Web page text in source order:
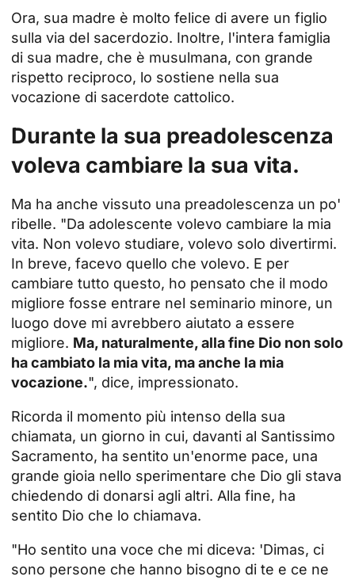
Ora, sua madre è molto felice di avere un figlio
sulla via del sacerdozio. Inoltre, l'intera famiglia
di sua madre, che è musulmana, con grande
rispetto reciproco, lo sostiene nella sua
vocazione di sacerdote cattolico.
Durante la sua preadolescenza
voleva cambiare la sua vita.
Ma ha anche vissuto una preadolescenza un po'
ribelle. "Da adolescente volevo cambiare la mia
vita. Non volevo studiare, volevo solo divertirmi.
In breve, facevo quello che volevo. E per
cambiare tutto questo, ho pensato che il modo
migliore fosse entrare nel seminario minore, un
luogo dove mi avrebbero aiutato a essere
migliore. Ma, naturalmente, alla fine Dio non solo
ha cambiato la mia vita, ma anche la mia
vocazione.", dice, impressionato.
Ricorda il momento più intenso della sua
chiamata, un giorno in cui, davanti al Santissimo
Sacramento, ha sentito un'enorme pace, una
grande gioia nello sperimentare che Dio gli stava
chiedendo di donarsi agli altri. Alla fine, ha
sentito Dio che lo chiamava.
"Ho sentito una voce che mi diceva: 'Dimas, ci
sono persone che hanno bisogno di te e ce ne